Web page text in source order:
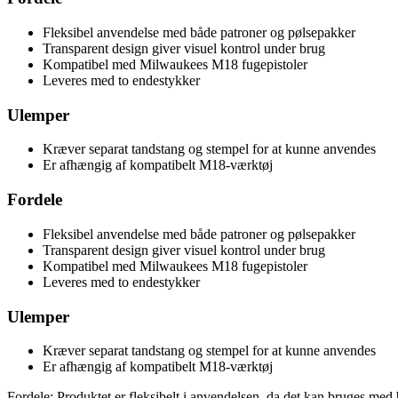
Fleksibel anvendelse med både patroner og pølsepakker
Transparent design giver visuel kontrol under brug
Kompatibel med Milwaukees M18 fugepistoler
Leveres med to endestykker
Ulemper
Kræver separat tandstang og stempel for at kunne anvendes
Er afhængig af kompatibelt M18-værktøj
Fordele
Fleksibel anvendelse med både patroner og pølsepakker
Transparent design giver visuel kontrol under brug
Kompatibel med Milwaukees M18 fugepistoler
Leveres med to endestykker
Ulemper
Kræver separat tandstang og stempel for at kunne anvendes
Er afhængig af kompatibelt M18-værktøj